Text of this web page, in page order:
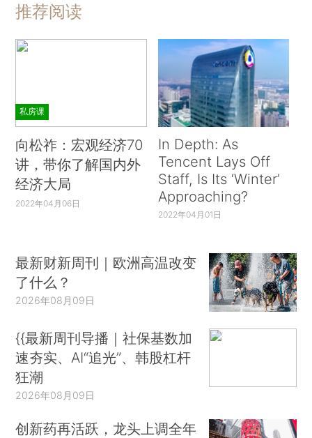
推荐阅读
私房课
向松祚：宏观经济70
讲，带你了解国内外
经济大局
2022年04月06日
In Depth: As
Tencent Lays Off
Staff, Is Its ‘Winter’
Approaching?
2022年04月01日
最新财新周刊｜欧洲高温改变
了什么？
2026年08月09日
{{最新周刊导播｜社保基数加
速夯实、AI“追光”、韩股杠杆
狂潮
2026年08月09日
创新药再活跃，龙头上调全年